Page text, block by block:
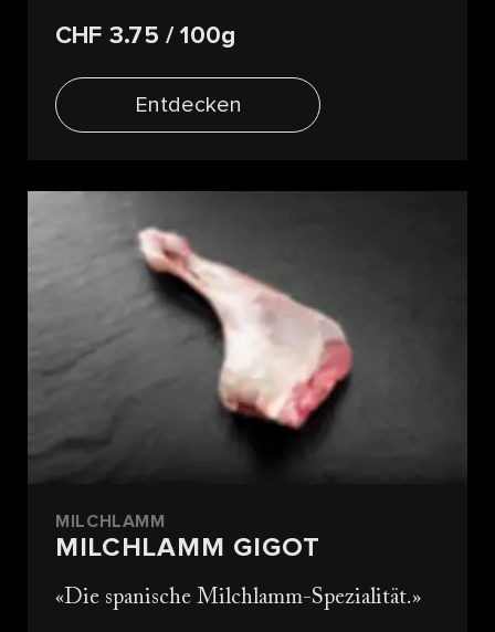
CHF 3.75 / 100g
Entdecken
MILCHLAMM
MILCHLAMM GIGOT
Die spanische Milchlamm-Spezialität.